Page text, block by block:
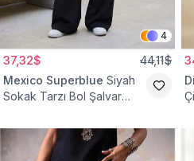
4
37,32$ 44,11$
Mexico Superblue Siyah
Sokak Tarzı Bol Şalvar